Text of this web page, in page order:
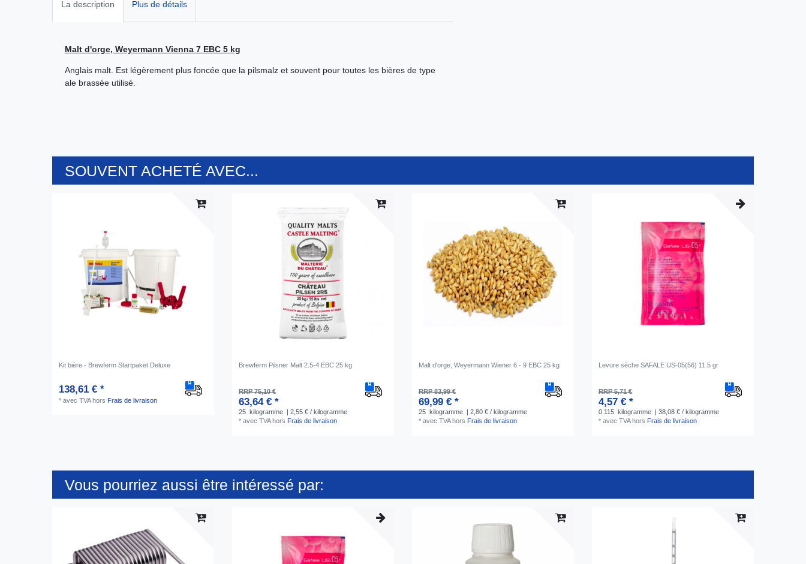
La description Plus de détails
Malt d'orge, Weyermann Vienna 7 EBC 5 kg
Anglais malt. Est légèrement plus foncée que la pilsmalz et souvent pour toutes les bières de type
ale brassée utilisé.
SOUVENT ACHETÉ AVEC...
Kit bière - Brewferm Startpaket Deluxe
138,61 € *
*avec TVAhors Frais de livraison
Brewferm Pilsner Malt 2.5-4 EBC 25 kg
RRP 75,10 €
63,64 € *
25 kilogramme
| 2,55 € / kilogramme
*avec TVAhors Frais de livraison
Malt d'orge, Weyermann Wiener 6 - 9 EBC 25 kg
RRP 83,99 €
69,99 € *
25 kilogramme
| 2,80 € / kilogramme
*avec TVAhors Frais de livraison
Levure sèche SAFALE US-05(56) 11.5 gr
RRP 5,71 €
4,57 € *
0.115 kilogramme
| 38,08 € / kilogramme
*avec TVAhors Frais de livraison
Vous pourriez aussi être intéressé par: